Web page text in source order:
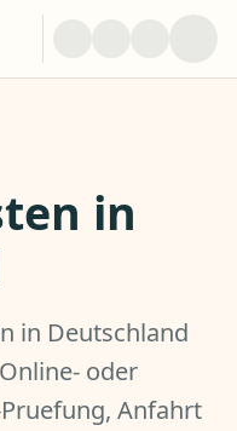
in
in Deutschland
oder
Anfahrt